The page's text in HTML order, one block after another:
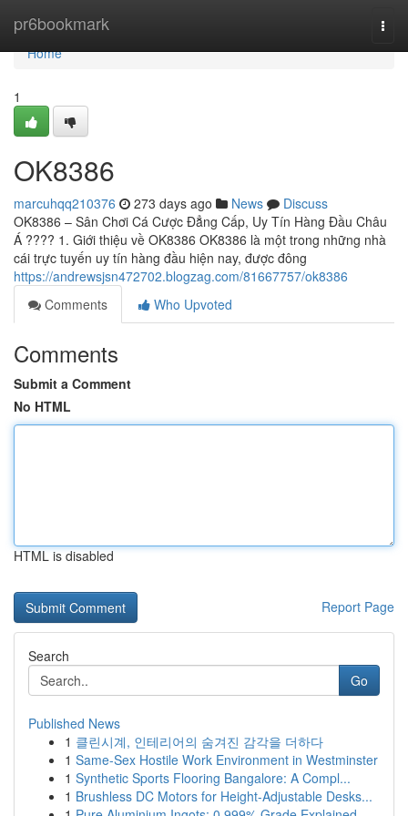
pr6bookmark
Home
Home
1
OK8386
marcuhqq210376 273 days ago News
Discuss
OK8386 – Sân Chơi Cá Cược Đẳng Cấp, Uy Tín Hàng Đầu Châu
Á ???? 1. Giới thiệu về OK8386 OK8386 là một trong những nhà
cái trực tuyến uy tín hàng đầu hiện nay, được đông
https://andrewsjsn472702.blogzag.com/81667757/ok8386
Comments
Who Upvoted
Comments
Submit a Comment
No HTML
HTML is disabled
Report Page
Search
Go
Published News
1 클린시계, 인테리어의 숨겨진 감각을 더하다
1 Same-Sex Hostile Work Environment in Westminster
1 Synthetic Sports Flooring Bangalore: A Compl...
1 Brushless DC Motors for Height-Adjustable Desks...